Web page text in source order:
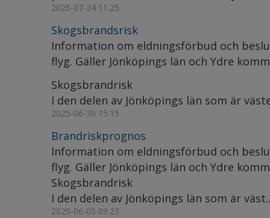
2025-07-24 11.25
Skogsbrandsrisk
Information om eldningsförbud och
flyg. Gäller Jönköpings län och Ydre
Skogsbrandrisk
I den delen av Jönköpings län som är
2025-06-30 15.15
Brandriskprognos
Information om eldningsförbud och
flyg. Gäller Jönköpings län och Ydre
Skogsbrandrisk
I den delen av Jönköpings län som är
2025-06-05 09.23